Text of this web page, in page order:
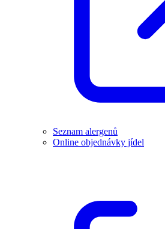
Seznam alergenů
Online objednávky jídel